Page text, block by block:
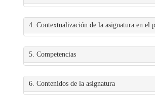
4. Contextualización de la asignatura en el
5. Competencias
6. Contenidos de la asignatura